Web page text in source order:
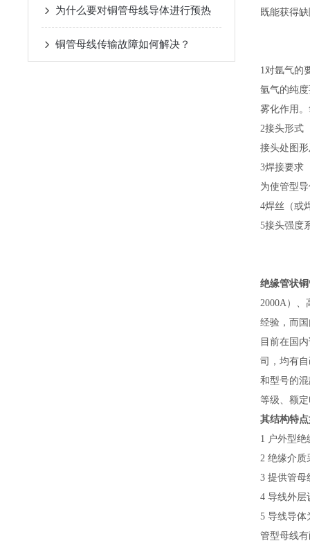
为什么要对铜管母线导体进行预热
铜管母线传输故障如何解决？
既能获得
1对氩气的
氩气的纯
雾化作用
2接头形式
接头处图
3焊接要求
为使管型
4焊丝（或
5接头强度
绝缘管状
2000A）、
经验，而
目前在国
司，均有
和型号的
等级、额
其结构特
1 户外型
2 绝缘介质
3 提供管母
4 导线外层
5 导线导体
管型母线